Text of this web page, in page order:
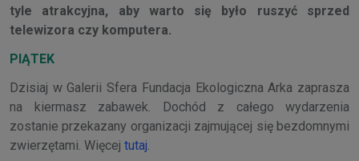
tyle atrakcyjna, aby warto się było ruszyć sprzed
telewizora czy komputera.
PIĄTEK
Dzisiaj w Galerii Sfera Fundacja Ekologiczna Arka zaprasza
na kiermasz zabawek. Dochód z całego wydarzenia
zostanie przekazany organizacji zajmującej się bezdomnymi
zwierzętami. Więcej tutaj